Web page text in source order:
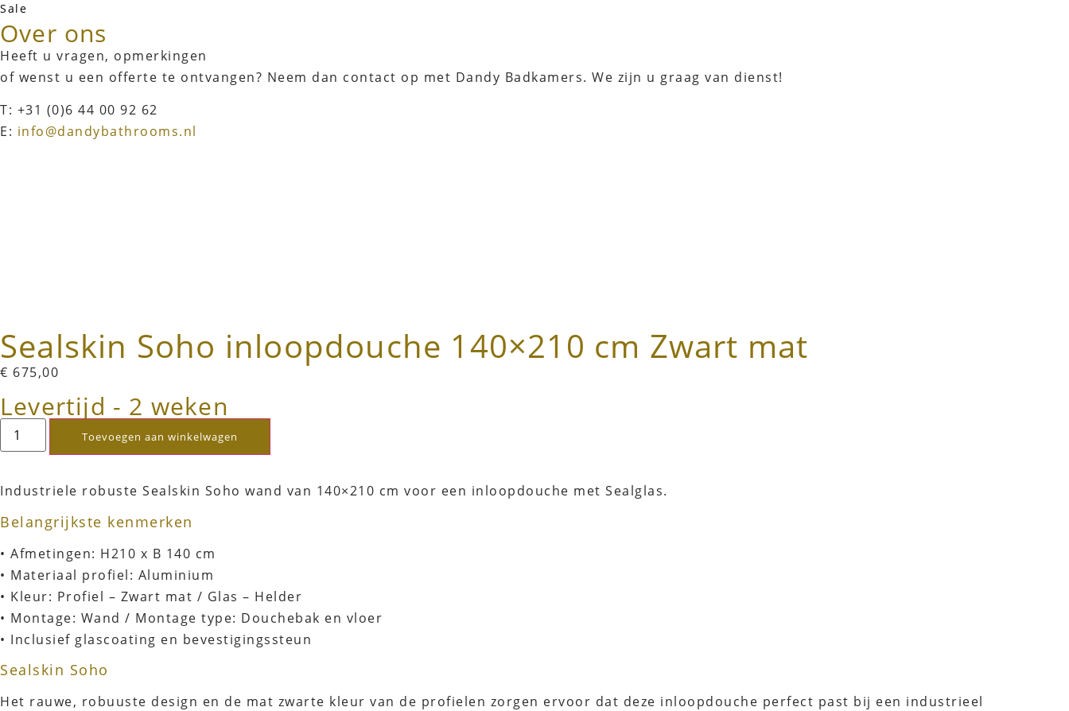
Sale
Over ons
Heeft u vragen, opmerkingen
of wenst u een offerte te ontvangen? Neem dan contact op met Dandy Badkamers. We zijn u graag van dienst!
T: +31 (0)6 44 00 92 62
E: info@dandybathrooms.nl
Sealskin Soho inloopdouche 140×210 cm Zwart mat
€ 675,00
Levertijd - 2 weken
Toevoegen aan winkelwagen
Industriele robuste Sealskin Soho wand van 140×210 cm voor een inloopdouche met Sealglas.
Belangrijkste kenmerken
• Afmetingen: H210 x B 140 cm
• Materiaal profiel: Aluminium
• Kleur: Profiel – Zwart mat / Glas – Helder
• Montage: Wand / Montage type: Douchebak en vloer
• Inclusief glascoating en bevestigingssteun
Sealskin Soho
Het rauwe, robuuste design en de mat zwarte kleur van de profielen zorgen ervoor dat deze inloopdouche perfect past bij een industrieel